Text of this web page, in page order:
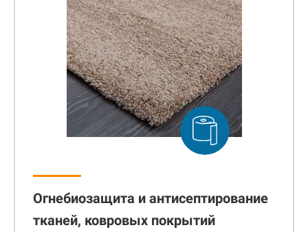
Огнебиозащита и антисептирование
тканей, ковровых покрытий